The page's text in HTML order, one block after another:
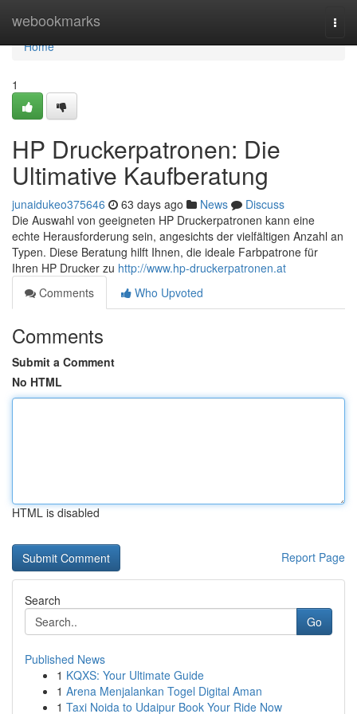
webookmarks
Home
Home
1
HP Druckerpatronen: Die
Ultimative Kaufberatung
junaidukeo375646 63 days ago News
Discuss
Die Auswahl von geeigneten HP Druckerpatronen kann eine
echte Herausforderung sein, angesichts der vielfältigen Anzahl an
Typen. Diese Beratung hilft Ihnen, die ideale Farbpatrone für
Ihren HP Drucker zu http://www.hp-druckerpatronen.at
Comments
Who Upvoted
Comments
Submit a Comment
No HTML
HTML is disabled
Report Page
Search
Go
Published News
1 KQXS: Your Ultimate Guide
1 Arena Menjalankan Togel Digital Aman
1 Taxi Noida to Udaipur Book Your Ride Now